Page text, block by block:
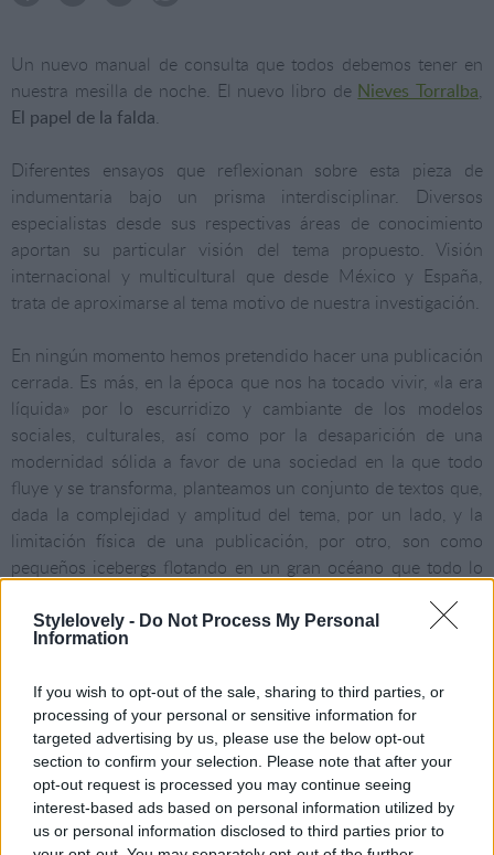
Stylelovely - Do Not Process My Personal
Information
If you wish to opt-out of the sale, sharing to third parties, or
processing of your personal or sensitive information for
targeted advertising by us, please use the below opt-out
section to confirm your selection. Please note that after your
opt-out request is processed you may continue seeing
interest-based ads based on personal information utilized by
us or personal information disclosed to third parties prior to
Un nuevo manual de consulta que todos debemos tener en
nuestra mesilla de noche. El nuevo libro de Nieves Torralba,
El papel de la falda.
Diferentes ensayos que reflexionan sobre esta pieza de
indumentaria bajo un prisma interdisciplinar. Diversos
especialistas desde sus respectivas áreas de conocimiento
aportan su particular visión del tema propuesto. Visión
internacional y multicultural que desde México y España,
trata de aproximarse al tema motivo de nuestra investigación.
En ningún momento hemos pretendido hacer una publicación
cerrada. Es más, en la época que nos ha tocado vivir, «la era
líquida» por lo escurridizo y cambiante de los modelos
sociales, culturales, así como por la desaparición de una
modernidad sólida a favor de una sociedad en la que todo
fluye y se transforma, planteamos un conjunto de textos que,
dada la complejidad y amplitud del tema, por un lado, y la
limitación física de una publicación, por otro, son como
pequeños icebergs flotando en un gran océano que todo lo
Más que un punto de llegada, queremos que esta publicación
compilada información de muy diversas disciplinas para que
el lector decida qué le interesa o cuáles de los aspectos
tratados en ella quiere seguir profundizando. Para ello hemos
realizado una sugerente bibliografía que aparece desglosada
por capítulos al final de la publicación.